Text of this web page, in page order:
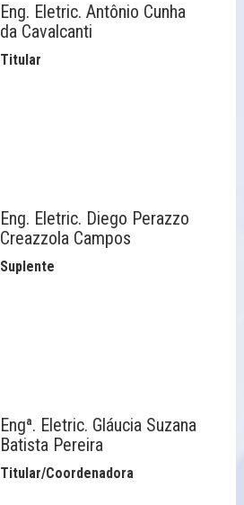
Eng. Eletric. Antônio Cunha
da Cavalcanti
Titular
Eng. Eletric. Diego Perazzo
Creazzola Campos
Suplente
Engª. Eletric. Gláucia Suzana
Batista Pereira
Titular/Coordenadora